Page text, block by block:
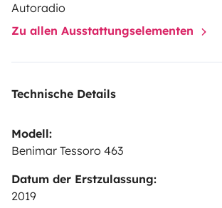
Autoradio
Zu allen Ausstattungselementen
Technische Details
Modell:
Benimar Tessoro 463
Datum der Erstzulassung:
2019